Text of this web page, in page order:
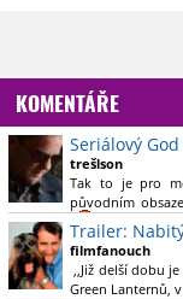
KOMENTÁŘE
Seriálový
trešlson
Tak to je pro
původním
Trailer:
filmfanouch
,,Již delší dobu
Green Lanternů,